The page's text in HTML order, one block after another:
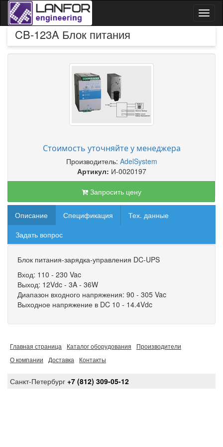
CB-123A Блок питания
Стоимость уточняйте у менеджера
Производитель: AdelSystem
Артикул: И-0020197
Запросить цену
Описание Спецификация
Тех. данные
Задать вопрос
Блок питания-зарядка-управления DC-UPS
Вход: 110 - 230 Vac
Выход: 12Vdc - 3A - 36W
Диапазон входного напряжения: 90 - 305 Vac
Выходное напряжение в DC 10 - 14.4Vdc
Главная страница Каталог оборудования
Производители
О компании
Доставка Контакты
Санкт-Петербург +7 (812) 309-05-12